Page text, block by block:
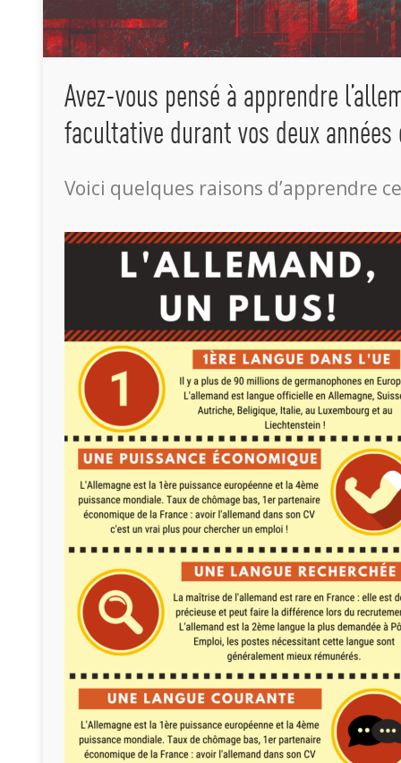
Avez-vous pensé à apprendre
facultative durant vos deux années
Voici quelques raisons d’apprendre